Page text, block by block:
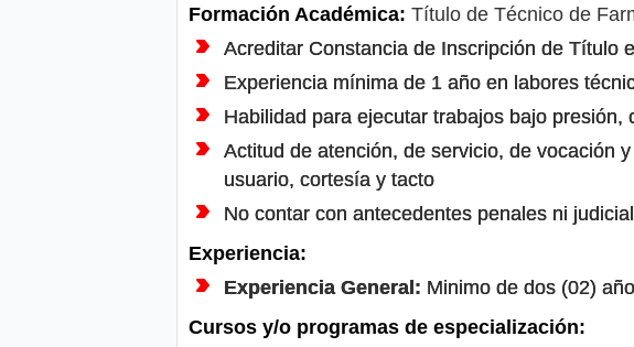
Formación Académica: Título de Técnico de
Acreditar Constancia de Inscripción de Título
Experiencia mínima de 1 año en labores
Habilidad para ejecutar trabajos bajo
Actitud de atención, de servicio, de vocación
usuario, cortesía y tacto
No contar con antecedentes penales ni
Experiencia:
Experiencia General: Minimo de dos (02)
Cursos y/o programas de especialización: